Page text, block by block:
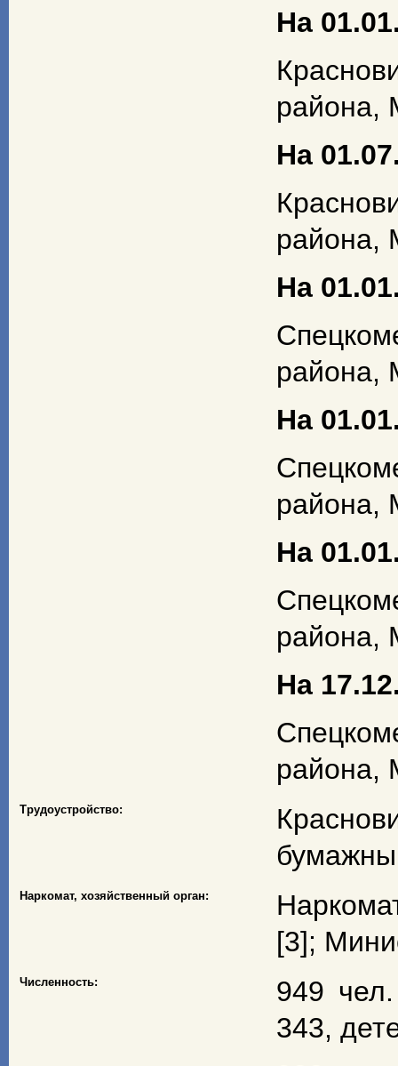
На
района,
На
района,
На
района,
На
района,
На
района,
На
района,
Трудоустройство:
Наркомат, хозяйственный орган:
[3];
Численность:
949
343,